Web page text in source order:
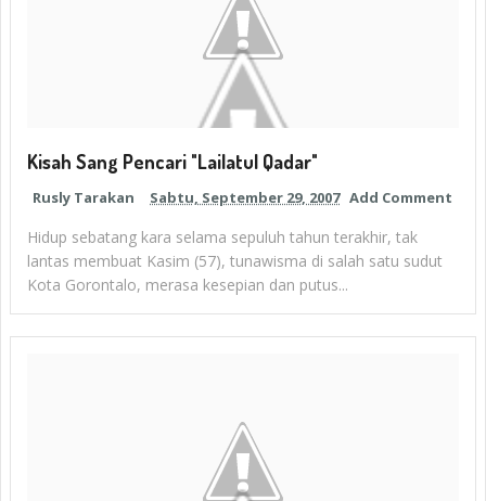
Kisah Sang Pencari "Lailatul Qadar"
Rusly Tarakan Sabtu, September 29, 2007 Add Comment
Hidup sebatang kara selama sepuluh tahun terakhir, tak
lantas membuat Kasim (57), tunawisma di salah satu sudut
Kota Gorontalo, merasa kesepian dan putus...